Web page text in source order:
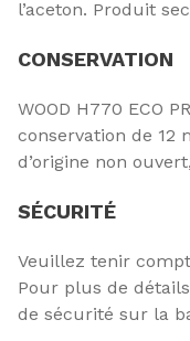
l’aceton. Produit
CONSERVATION
WOOD H770 ECO
conservation de 12
d’origine non
SÉCURITÉ
Veuillez tenir
Pour plus de
de sécurité sur la